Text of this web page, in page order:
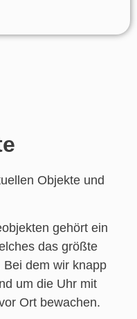
Objekte und
gehört ein
das größte
dem wir knapp
um die Uhr mit
Ort bewachen.